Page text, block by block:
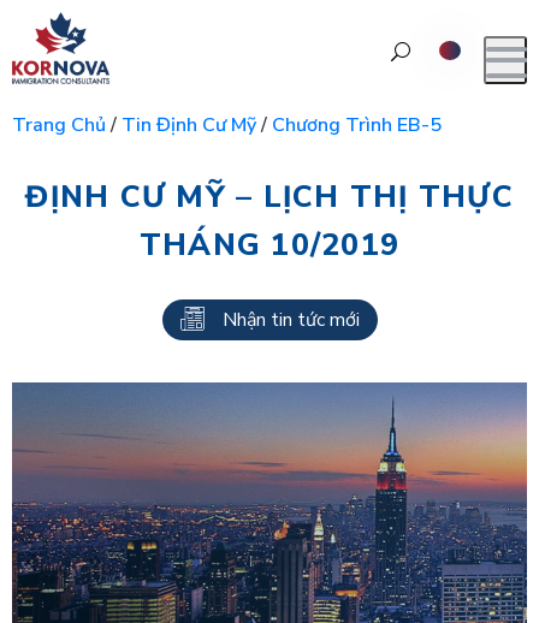
Trang Chủ/ Tin Định Cư Mỹ/ Chương Trình EB-5
ĐỊNH CƯ MỸ – LỊCH THỊ THỰC
THÁNG 10/2019
Nhận tin tức mới